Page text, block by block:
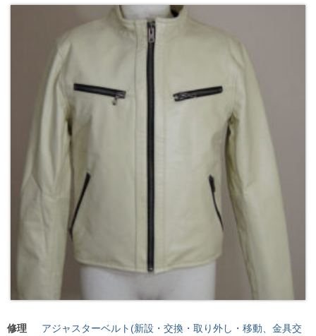
修理
アジャスターベルト(新設・交換・取り外し・移動、金具交